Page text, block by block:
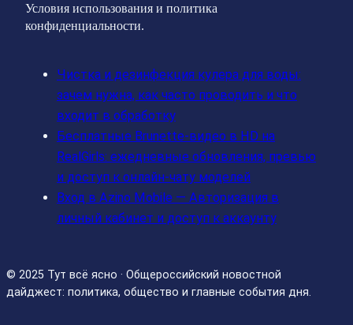
Условия использования и политика
конфиденциальности.
Чистка и дезинфекция кулера для воды:
зачем нужна, как часто проводить и что
входит в обработку
Бесплатные Brunette‑видео в HD на
RealGirls: ежедневные обновления, превью
и доступ к онлайн‑чату моделей
Вход в Azino Mobile — Авторизация в
личный кабинет и доступ к аккаунту
© 2025 Тут всё ясно · Общероссийский новостной
дайджест: политика, общество и главные события дня.